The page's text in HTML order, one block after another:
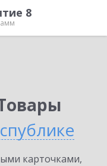
8
карточками,